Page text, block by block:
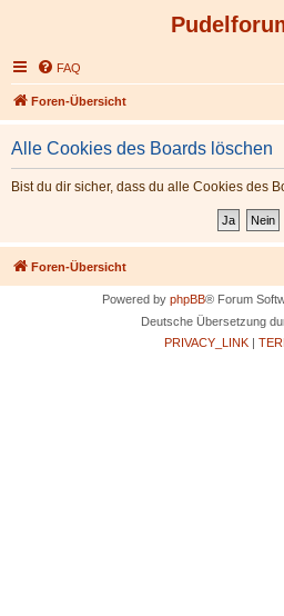
FAQ
Foren-Übersicht
Alle Cookies des Boards löschen
Bist du dir sicher, dass du alle Cookies des
Foren-Übersicht
Powered by phpBB® Forum
Deutsche Übersetzung
PRIVACY_LINK|